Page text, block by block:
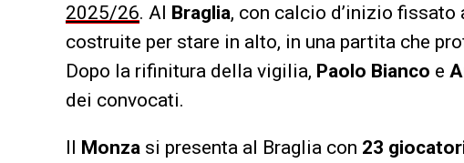
2025/26. Al Braglia, con calcio d’inizio fissato
costruite per stare in alto, in una partita che
Dopo la rifinitura della vigilia, Paolo Bianco e
dei convocati.
Il Monza si presenta al Braglia con 23